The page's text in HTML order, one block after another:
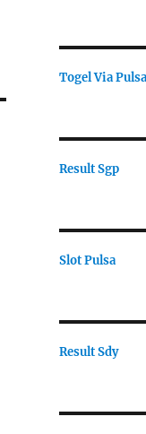
Togel Via Pulsa
Result Sgp
Slot Pulsa
Result Sdy